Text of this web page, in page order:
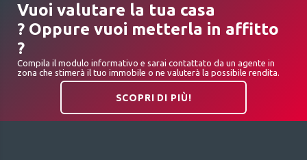
Vuoi valutare la tua casa
? Oppure vuoi metterla in affitto
?
Compila il modulo informativo e sarai contattato da un agente in
zona che stimerà il tuo immobile o ne valuterà la possibile rendita.
SCOPRI DI PIÙ!